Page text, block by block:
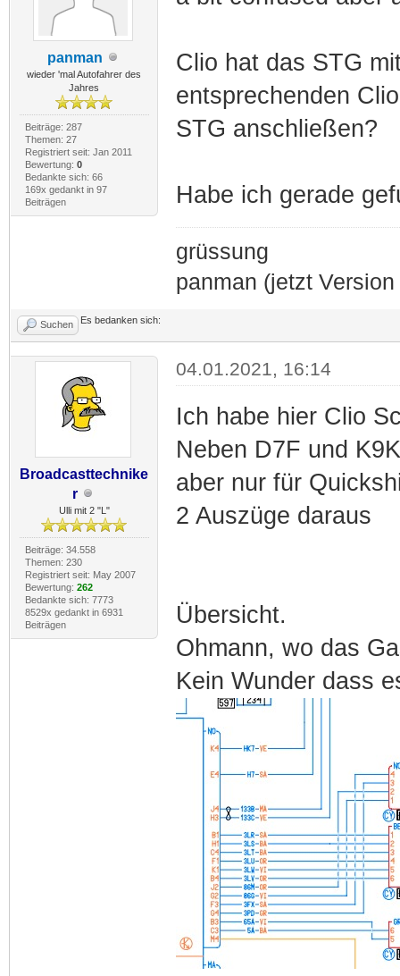
panman
wieder 'mal Autofahrer des
Jahres
Beiträge: 287
Themen: 27
Registriert seit: Jan 2011
Bewertung: 0
Bedankte sich: 66
169x gedankt in 97
Beiträgen
Clio hat das STG
entsprechenden
STG anschließen?
Habe ich gerade
grüssung
panman (jetzt Version
Suchen Es bedanken sich:
Broadcasttechnike
r
Ulli mit 2 "L"
Beiträge: 34.558
Themen: 230
Registriert seit: May 2007
Bewertung: 262
Bedankte sich: 7773
8529x gedankt in 6931
Beiträgen
04.01.2021, 16:14
Ich habe hier Clio
Neben D7F und
aber nur für
2 Auszüge daraus
Übersicht.
Ohmann, wo das
Kein Wunder dass